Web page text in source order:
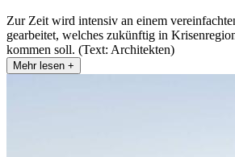
Zur Zeit wird intensiv an einem
gearbeitet, welches zukünftig in
kommen soll. (Text: Architekten)
Mehr lesen +